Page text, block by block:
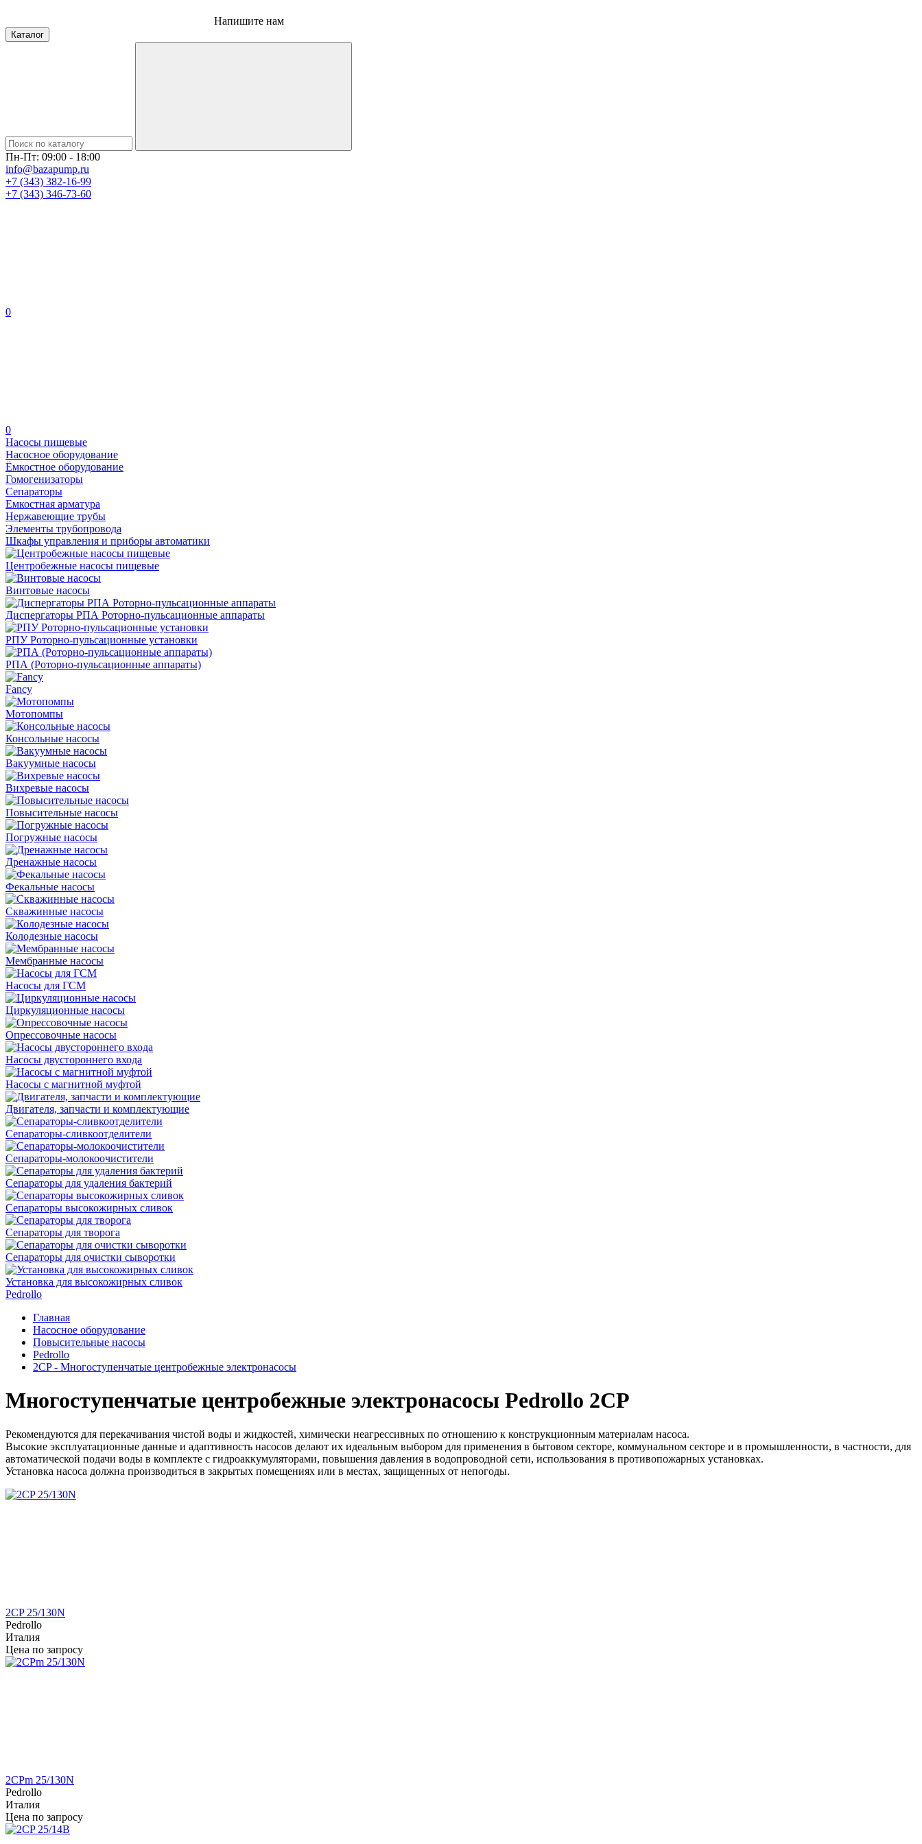
Напишите нам
Каталог
Пн-Пт: 09:00 - 18:00
info@bazapump.ru
+7 (343) 382-16-99
+7 (343) 346-73-‬60
0
0
Насосы пищевые
Насосное оборудование
Ёмкостное оборудование
Гомогенизаторы
Сепараторы
Емкостная арматура
Нержавеющие трубы
Элементы трубопровода
Шкафы управления и приборы автоматики
Центробежные насосы пищевые
Винтовые насосы
Диспергаторы РПА Роторно-пульсационные аппараты
РПУ Роторно-пульсационные установки
РПА (Роторно-пульсационные аппараты)
Fancy
Мотопомпы
Консольные насосы
Вакуумные насосы
Вихревые насосы
Повысительные насосы
Погружные насосы
Дренажные насосы
Фекальные насосы
Скважинные насосы
Колодезные насосы
Мембранные насосы
Насосы для ГСМ
Циркуляционные насосы
Опрессовочные насосы
Насосы двустороннего входа
Насосы с магнитной муфтой
Двигателя, запчасти и комплектующие
Сепараторы-сливкоотделители
Сепараторы-молокоочистители
Сепараторы для удаления бактерий
Сепараторы высокожирных сливок
Сепараторы для творога
Сепараторы для очистки сыворотки
Установка для высокожирных сливок
Pedrollo
Главная
Насосное оборудование
Повысительные насосы
Pedrollo
2CP - Многоступенчатые центробежные электронасосы
Многоступенчатые центробежные электронасосы Pedrollo 2CP
Рекомендуются для перекачивания чистой воды и жидкостей, химически неагрессивных по отношению к конструкционным материалам насоса.
Высокие эксплуатационные данные и адаптивность насосов делают их идеальным выбором для применения в бытовом секторе, коммунальном секторе и в промышленности, в частности, для
автоматической подачи воды в комплекте с гидроаккумуляторами, повышения давления в водопроводной сети, использования в противопожарных установках.
Установка насоса должна производиться в закрытых помещениях или в местах, защищенных от непогоды.
2CP 25/130N
Pedrollo
Италия
Цена по запросу
2CPm 25/130N
Pedrollo
Италия
Цена по запросу